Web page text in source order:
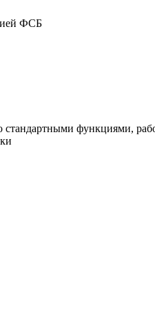
ФСБ
функциями,